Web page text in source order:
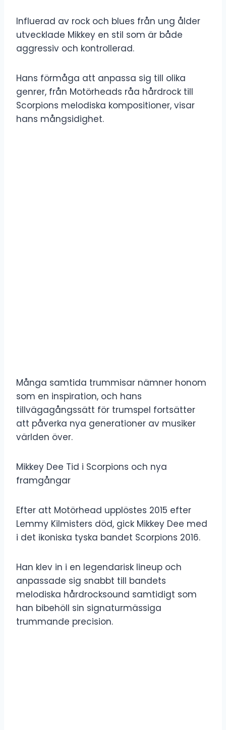
Influerad av rock och blues från ung ålder
utvecklade Mikkey en stil som är både
aggressiv och kontrollerad.
Hans förmåga att anpassa sig till olika
genrer, från Motörheads råa hårdrock till
Scorpions melodiska kompositioner, visar
hans mångsidighet.
Många samtida trummisar nämner honom
som en inspiration, och hans
tillvägagångssätt för trumspel fortsätter
att påverka nya generationer av musiker
världen över.
Mikkey Dee Tid i Scorpions och nya
framgångar
Efter att Motörhead upplöstes 2015 efter
Lemmy Kilmisters död, gick Mikkey Dee med
i det ikoniska tyska bandet Scorpions 2016.
Han klev in i en legendarisk lineup och
anpassade sig snabbt till bandets
melodiska hårdrocksound samtidigt som
han bibehöll sin signaturmässiga
trummande precision.